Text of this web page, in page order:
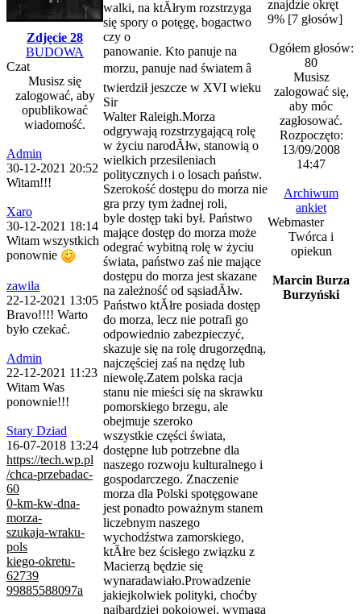
Zdjęcie 28
BUDOWA
Czat
Musisz się
zalogować, aby
opublikować
wiadomość.
Admin
30-12-2021 20:52
Witam!!!
Xaro
30-12-2021 18:14
Witam wszystkich
ponownie
zawila
22-12-2021 13:05
Bravo!!!! Warto
było czekać.
Admin
22-12-2021 11:23
Witam Was
ponownie!!!
Stary Dziad
16-07-2018 13:24
https://tech.wp.pl
/chca-przebadac-
60
0-km-kw-dna-
morza-
szukaja-wraku-
pols
kiego-okretu-
62739
99885588097a
walki, na ktĂłrym rozstrzyga
się spory o potęgę, bogactwo
czy o
panowanie. Kto panuje na
morzu, panuje nad światem â
twierdził jeszcze w XVI wieku
Sir
Walter Raleigh.Morza
odgrywają rozstrzygającą rolę
w życiu narodĂłw, stanowią o
wielkich przesileniach
politycznych i o losach państw.
Szerokość dostępu do morza nie
gra przy tym żadnej roli,
byle dostęp taki był. Państwo
mające dostęp do morza może
odegrać wybitną rolę w życiu
świata, państwo zaś nie mające
dostępu do morza jest skazane
na zależność od sąsiadĂłw.
Państwo ktĂłre posiada dostęp
do morza, lecz nie potrafi go
odpowiednio zabezpieczyć,
skazuje się na rolę drugorzędną,
najczęściej zaś na nędzę lub
niewolę.Zatem polska racja
stanu nie mieści się na skrawku
pomorskiego brzegu, ale
obejmuje szeroko
wszystkie części świata,
dostępne lub potrzebne dla
naszego rozwoju kulturalnego i
gospodarczego. Znaczenie
morza dla Polski spotęgowane
jest ponadto poważnym stanem
liczebnym naszego
wychodźstwa zamorskiego,
ktĂłre bez ścisłego związku z
Macierzą będzie się
wynaradawiało.Prowadzenie
jakiejkolwiek polityki, choćby
najbardziej pokojowej, wymaga
9% [7 głosów]
Ogółem głosów:
80
Musisz
zalogować się,
aby móc
zagłosować.
Rozpoczęto:
13/09/2008
14:47
Archiwum
ankiet
Webmaster
Twórca i
opiekun
Marcin Burza
Burzyński